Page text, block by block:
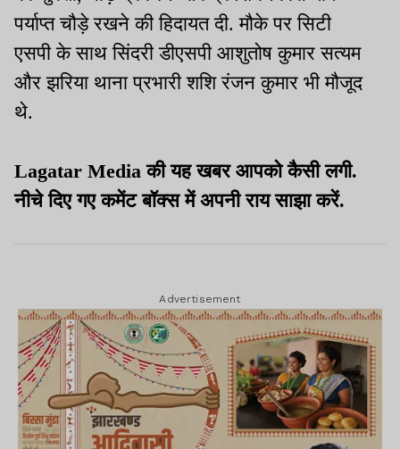
पर्याप्त चौड़े रखने की हिदायत दी. मौके पर सिटी
एसपी के साथ सिंदरी डीएसपी आशुतोष कुमार सत्यम
और झरिया थाना प्रभारी शशि रंजन कुमार भी मौजूद
थे.
Lagatar Media की यह खबर आपको कैसी लगी.
नीचे दिए गए कमेंट बॉक्स में अपनी राय साझा करें.
Advertisement